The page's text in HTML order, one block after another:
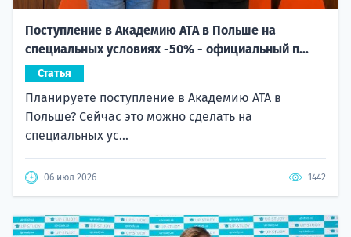
Поступление в Академию ATA в Польше на
специальных условиях -50% - официальный п...
Статья
Планируете поступление в Академию ATA в
Польше? Сейчас это можно сделать на
специальных ус...
06 июл 2026 1442